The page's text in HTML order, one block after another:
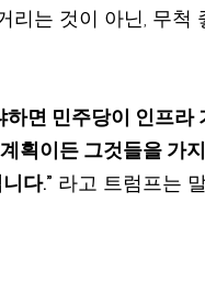
리는 것이 아닌, 무척
획이든 그것들을 가
다.” 라고 트럼프는